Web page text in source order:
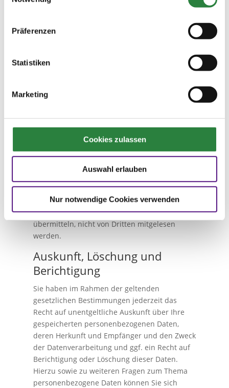
Präferenzen
Statistiken
Marketing
Cookies zulassen
Auswahl erlauben
Nur notwendige Cookies verwenden
verlangen, erfolgt dies nur, soweit es technisch
SSL- bzw. TLS-Verschlüsselung
Diese Seite nutzt aus Sicherheitsgründen und
zum Schutz der Übertragung vertraulicher
senden, eine SSL- bzw. TLS-Verschlüsselung.
daran, dass die Adresszeile des Browsers von
„http://“ auf „https://“ wechselt und an dem
Schloss-Symbol in Ihrer Browserzeile.
Wenn die SSL- bzw. TLS-Verschlüsselung
aktiviert ist, können die Daten, die Sie an uns
übermitteln, nicht von Dritten mitgelesen
werden.
Auskunft, Löschung und
Berichtigung
Sie haben im Rahmen der geltenden
gesetzlichen Bestimmungen jederzeit das
Recht auf unentgeltliche Auskunft über Ihre
gespeicherten personenbezogenen Daten,
deren Herkunft und Empfänger und den Zweck
der Datenverarbeitung und ggf. ein Recht auf
Berichtigung oder Löschung dieser Daten.
Hierzu sowie zu weiteren Fragen zum Thema
personenbezogene Daten können Sie sich